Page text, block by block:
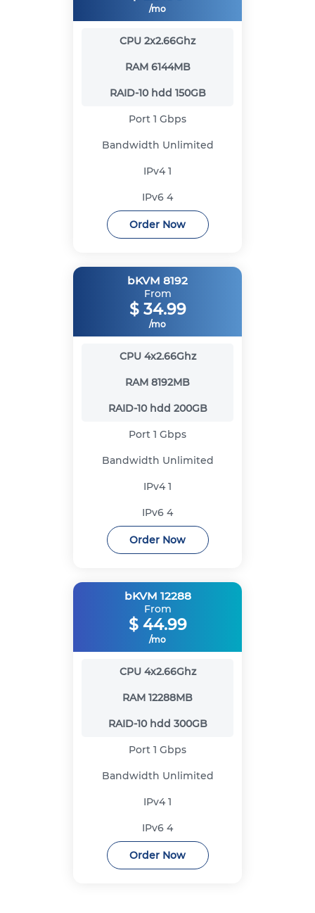
/mo
CPU 2x2.66Ghz
RAM 6144MB
RAID-10 hdd 150GB
Port 1 Gbps
Bandwidth Unlimited
IPv41
IPv6 4
Order Now
bKVM 8192
From
$ 34.99
/mo
CPU 4x2.66Ghz
RAM 8192MB
RAID-10 hdd 200GB
Port 1 Gbps
Bandwidth Unlimited
IPv41
IPv6 4
Order Now
bKVM 12288
From
$ 44.99
/mo
CPU 4x2.66Ghz
RAM 12288MB
RAID-10 hdd 300GB
Port 1 Gbps
Bandwidth Unlimited
IPv41
IPv6 4
Order Now